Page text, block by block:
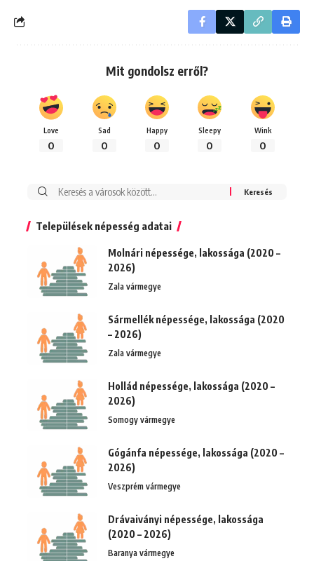
Mit gondolsz erről?
Love
0
Sad
0
Happy
0
Sleepy
0
Wink
0
Keresés:
Települések népesség adatai
Molnári népessége, lakossága (2020 –
2026)
Zala vármegye
Sármellék népessége, lakossága (2020
– 2026)
Zala vármegye
Hollád népessége, lakossága (2020 –
2026)
Somogy vármegye
Gógánfa népessége, lakossága (2020 –
2026)
Veszprém vármegye
Drávaiványi népessége, lakossága
(2020 – 2026)
Baranya vármegye